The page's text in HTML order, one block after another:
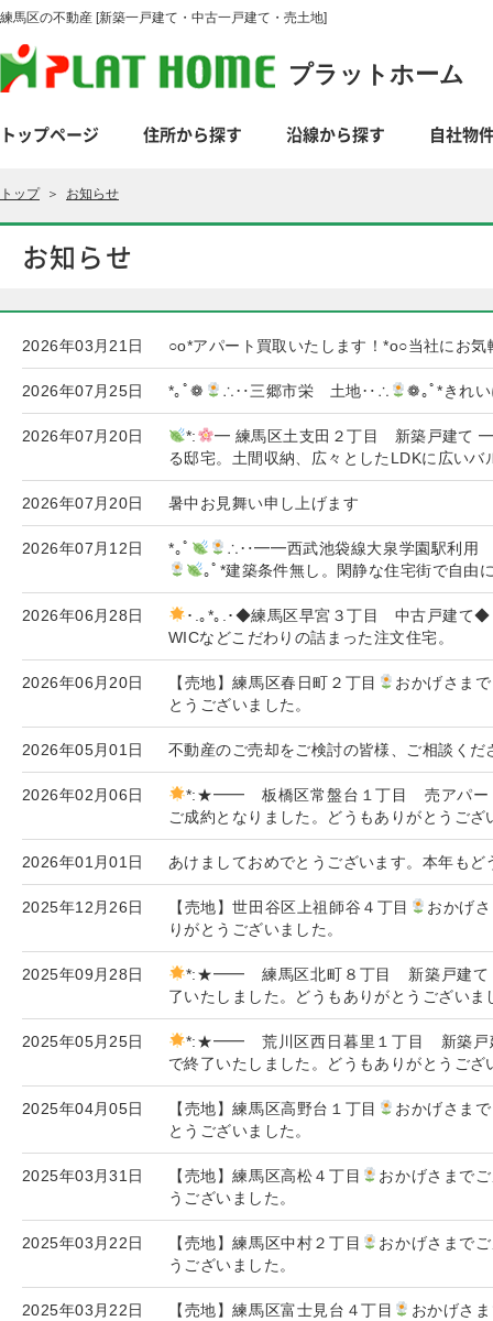
練馬区の不動産 [新築一戸建て・中古一戸建て・売土地]
プラットホーム
トップページ 住所から探す 沿線から探す 自社物
トップ＞ お知らせ
お知らせ
2026年03月21日 ○o*アパート買取いたします！*o○当社にお
2026年07月25日 *｡ﾟ❁ ∴‥三郷市栄 土地‥∴ ❁｡ﾟ*きれい
2026年07月20日 *:
━ 練馬区土支田２丁目 新築戸建て
る邸宅。土間収納、広々としたLDKに広いバ
2026年07月20日 暑中お見舞い申し上げます
2026年07月12日 *｡ﾟ
∴‥━━西武池袋線大泉学園駅利
｡ﾟ*建築条件無し。閑静な住宅街で自由
2026年06月28日
･.｡*｡.･◆練馬区早宮３丁目 中古戸建て◆
WICなどこだわりの詰まった注文住宅。
2026年06月20日 【売地】練馬区春日町２丁目
おかげさま
とうございました。
2026年05月01日 不動産のご売却をご検討の皆様、ご相談く
2026年02月06日
*:★━━ 板橋区常盤台１丁目 売アパ
ご成約となりました。どうもありがとうござ
2026年01月01日 あけましておめでとうございます。本年も
2025年12月26日 【売地】世田谷区上祖師谷４丁目
おかげ
りがとうございました。
2025年09月28日
*:★━━ 練馬区北町８丁目 新築戸
了いたしました。どうもありがとうございま
2025年05月25日
*:★━━ 荒川区西日暮里１丁目 新築
で終了いたしました。どうもありがとうござ
2025年04月05日 【売地】練馬区高野台１丁目
おかげさま
とうございました。
2025年03月31日 【売地】練馬区高松４丁目
おかげさまで
うございました。
2025年03月22日 【売地】練馬区中村２丁目
おかげさまで
うございました。
2025年03月22日 【売地】練馬区富士見台４丁目
おかげさ